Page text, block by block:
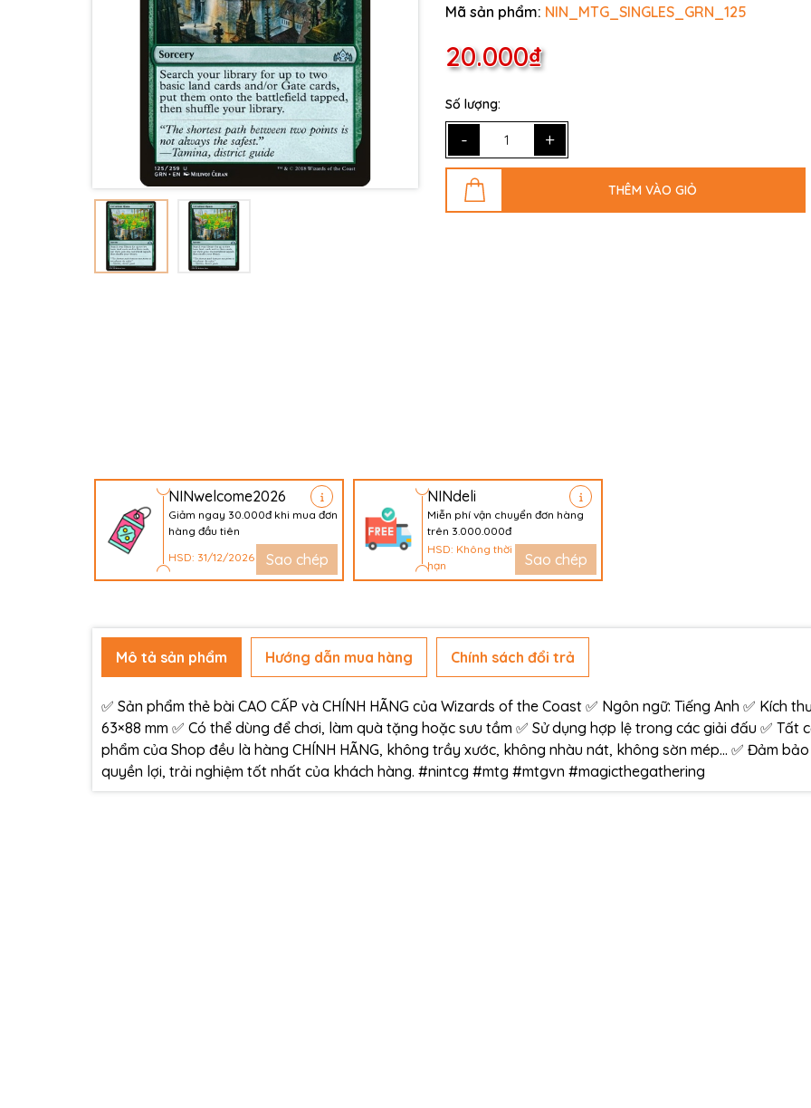
Mã sản phẩm: NIN_MTG_SINGLES_GRN_125
20.000₫
Số lượng:
- +
THÊM VÀO GIỎ
NINwelcome2026
Giảm ngay 30.000đ khi mua đơn
hàng đầu tiên
HSD: 31/12/2026
Sao chép
NINdeli
Miễn phí vận chuyển đơn hàng
trên 3.000.000đ
HSD: Không thời
hạn
Sao chép
Mô tả sản phẩm Hướng dẫn mua hàng Chính sách đổi trả
✅ Sản phẩm thẻ bài CAO CẤP và CHÍNH HÃNG của Wizards of the Coast ✅ Ngôn ngữ: Tiếng Anh ✅ Kích
63×88 mm ✅ Có thể dùng để chơi, làm quà tặng hoặc sưu tầm ✅ Sử dụng hợp lệ trong các giải đấu ✅ Tất
phẩm của Shop đều là hàng CHÍNH HÃNG, không trầy xước, không nhàu nát, không sờn mép… ✅ Đảm bảo
quyền lợi, trải nghiệm tốt nhất của khách hàng. #nintcg #mtg #mtgvn #magicthegathering